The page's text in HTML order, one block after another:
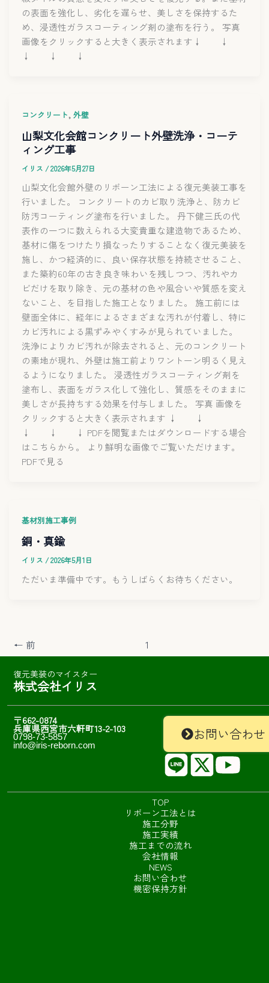
の表面を強化し、劣化を遅らせ、美しさを保持するた
め、浸透性ガラスコーティング剤の塗布を行う。 写真
画像をクリックすると大きく表示されます↓ ↓
↓ ↓ ↓
コンクリート,外壁
山梨文化会館コンクリート外壁洗浄・コーテ
ィング工事
イリス /2026年5月27日
山梨文化会館外壁のリボーン工法による復元美装工事を
行いました。 コンクリートのカビ取り洗浄と、防カビ
防汚コーティング塗布を行いました。 丹下健三氏の代
表作の一つに数えられる大変貴重な建造物であるため、
基材に傷をつけたり損なったりすることなく復元美装を
施し、かつ経済的に、良い保存状態を持続させること、
また築約60年の古き良き味わいを残しつつ、汚れやカ
ビだけを取り除き、元の基材の色や風合いや質感を変え
ないこと、を目指した施工となりました。 施工前には
壁面全体に、経年によるさまざまな汚れが付着し、特に
カビ汚れによる黒ずみやくすみが見られていました。
洗浄によりカビ汚れが除去されると、元のコンクリート
の素地が現れ、外壁は施工前よりワントーン明るく見え
るようになりました。 浸透性ガラスコーティング剤を
塗布し、表面をガラス化して強化し、質感をそのままに
美しさが長持ちする効果を付与しました。 写真 画像を
クリックすると大きく表示されます ↓ ↓
↓ ↓ ↓ PDFを閲覧またはダウンロードする場合
はこちらから。 より鮮明な画像でご覧いただけます。
PDFで見る
基材別施工事例
銅・真鍮
イリス /2026年5月1日
ただいま準備中です。もうしばらくお待ちください。
← 前 1
復元美装のマイスター
株式会社イリス
〒662-0874
兵庫県西宮市六軒町13-2-103
0798-73-5857
info@iris-reborn.com
お問い合わせ
TOP
リボーン工法とは
施工分野
施工実績
施工までの流れ
会社情報
NEWS
お問い合わせ
機密保持方針